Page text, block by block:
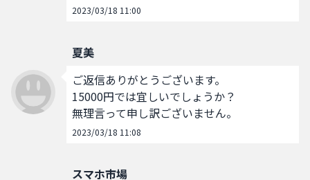
2023/03/18 11:00
夏美
ご返信ありがとうございます。
15000円では宜しいでしょうか？
無理言って申し訳ございません。
2023/03/18 11:08
スマホ市場